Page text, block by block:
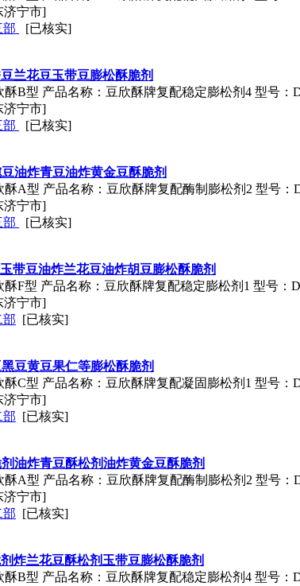
济宁市]
部
[已核实]
兰花豆玉带豆膨松酥脆剂
酥B型 产品名称： 豆欣酥牌复配稳定膨松剂4 型号：
济宁市]
部
[已核实]
油炸青豆油炸黄金豆酥脆剂
酥A型 产品名称： 豆欣酥牌复配酶制膨松剂2 型号
济宁市]
部
[已核实]
带豆油炸兰花豆油炸胡豆膨松酥脆剂
酥F型 产品名称： 豆欣酥牌复配稳定膨松剂1 型号：
济宁市]
部 [已核实]
豆黄豆果仁等膨松酥脆剂
酥C型 产品名称： 豆欣酥牌复配凝固膨松剂1 型号：
济宁市]
部 [已核实]
油炸青豆酥松剂油炸黄金豆酥脆剂
酥A型 产品名称： 豆欣酥牌复配酶制膨松剂2 型号
济宁市]
部 [已核实]
炸兰花豆酥松剂玉带豆膨松酥脆剂
酥B型 产品名称： 豆欣酥牌复配稳定膨松剂4 型号：